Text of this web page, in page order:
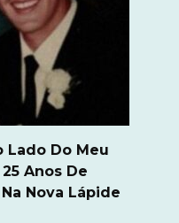
Lado Do Meu
Anos De
Nova Lápide